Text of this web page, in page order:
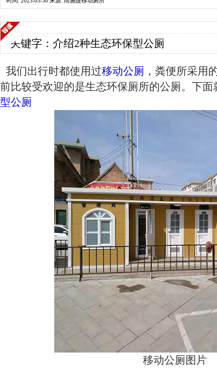
关键字：介绍2种生态环保型公厕
我们出行时都使用过移动公厕 ，粪便所采用
前比较受欢迎的是生态环保厕所的公厕。下面
型公厕
移动公厕图片